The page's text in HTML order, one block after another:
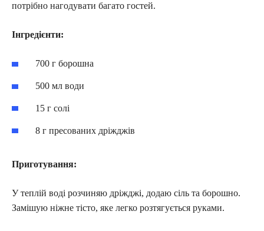
потрібно нагодувати багато гостей.
Інгредієнти:
700 г борошна
500 мл води
15 г солі
8 г пресованих дріжджів
Приготування:
У теплій воді розчиняю дріжджі, додаю сіль та борошно.
Замішую ніжне тісто, яке легко розтягується руками.